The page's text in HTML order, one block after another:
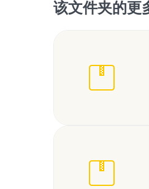
该文件夹的更